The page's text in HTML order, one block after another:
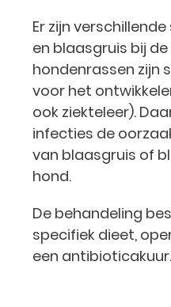
Er zijn
en blaasgruis bij
hondenrassen zijn
voor het
ook ziekteleer).
infecties de
van blaasgruis of
hond.
De behandeling
specifiek dieet,
een antibioticakuur.